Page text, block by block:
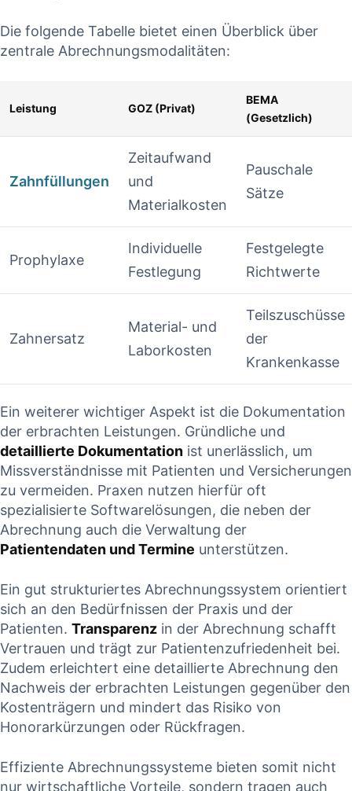
Die⁤ folgende⁢ Tabelle ⁢bietet einen Überblick über
zentrale Abrechnungsmodalitäten:
Leistung GOZ (Privat)
BEMA
(Gesetzlich)
Zahnfüllungen
Zeitaufwand
‍und
Materialkosten
Pauschale
Sätze
Prophylaxe
Individuelle
Festlegung
Festgelegte ​
Richtwerte
Zahnersatz
Material- und
Laborkosten
Teilszuschüsse
der
Krankenkasse
Ein weiterer wichtiger Aspekt ist die ⁢Dokumentation
der erbrachten ⁤Leistungen. Gründliche und
detaillierte Dokumentation ist unerlässlich, um
Missverständnisse mit Patienten und⁤ Versicherungen
zu vermeiden. Praxen nutzen hierfür oft
spezialisierte Softwarelösungen, die neben der
Abrechnung auch die‍ Verwaltung der‍
Patientendaten und⁣ Termine ⁤unterstützen.
Ein⁣ gut strukturiertes Abrechnungssystem⁢ orientiert‌
sich an ‌den Bedürfnissen⁣ der ⁤Praxis und ⁣der
Patienten. Transparenz in der Abrechnung schafft
Vertrauen und ​trägt zur⁢ Patientenzufriedenheit bei.
Zudem erleichtert eine detaillierte ⁣Abrechnung​ den​
Nachweis der erbrachten Leistungen gegenüber den
Kostenträgern⁤ und mindert das ⁣Risiko von
Honorarkürzungen oder‍ Rückfragen.
Effiziente Abrechnungssysteme bieten somit nicht
nur wirtschaftliche Vorteile, sondern tragen auch